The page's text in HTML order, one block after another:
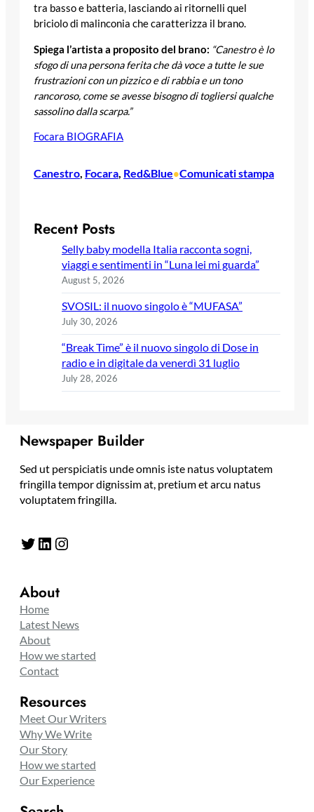
tra basso e batteria, lasciando ai ritornelli quel
briciolo di malinconia che caratterizza il brano.
Spiega l’artista a proposito del brano: “Canestro è lo
sfogo di una persona ferita che dà voce a tutte le sue
frustrazioni con un pizzico e di rabbia e un tono
rancoroso, come se avesse bisogno di togliersi qualche
sassolino dalla scarpa.”
Focara BIOGRAFIA
Canestro, Focara, Red&Blue•Comunicati stampa
Recent Posts
Selly baby modella Italia racconta sogni,
viaggi e sentimenti in “Luna lei mi guarda”
August 5, 2026
SVOSIL: il nuovo singolo è “MUFASA”
July 30, 2026
“Break Time” è il nuovo singolo di Dose in
radio e in digitale da venerdì 31 luglio
July 28, 2026
Newspaper Builder
Sed ut perspiciatis unde omnis iste natus voluptatem
fringilla tempor dignissim at, pretium et arcu natus
voluptatem fringilla.
Twitter LinkedIn Instagram
About
Home
Latest News
About
How we started
Contact
Resources
Meet Our Writers
Why We Write
Our Story
How we started
Our Experience